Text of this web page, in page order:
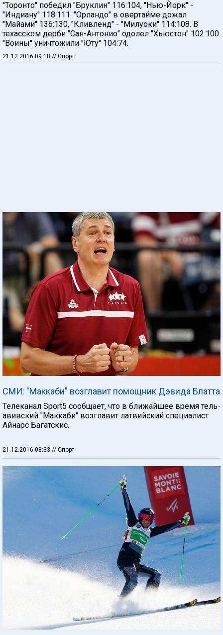
"Торонто" победил "Бруклин" 116:104, "Нью-Йорк" -
"Индиану" 118:111. "Орландо" в овертайме дожал
"Майами" 136:130, "Кливленд" - "Милуоки" 114:108. В
техасском дерби "Сан-Антонио" одолел "Хьюстон" 102:100.
"Воины" уничтожили "Юту" 104:74.
21.12.2016 09:18 // Спорт
СМИ: "Маккаби" возглавит помощник Дэвида Блатта
Телеканал Sport5 сообщает, что в ближайшее время тель-
авивский "Маккаби" возглавит латвийский специалист
Айнарс Багатскис.
21.12.2016 08:33 // Спорт